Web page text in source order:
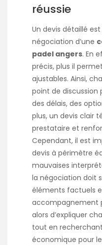
réussie
Un devis détaillé
négociation d’une
padel angers. En
précis, plus il
ajustables. Ainsi,
point de discussion
des délais, des
plus, un devis clair
prestataire et
Cependant, il est
devis à périmètre
mauvaises
la négociation doit
éléments factuels
accompagnement
alors d’expliquer
tout en
économique pour